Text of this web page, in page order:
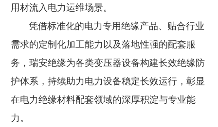
用材流入电力运维场景。
凭借标准化的电力专用绝缘产品、贴合行业
需求的定制化加工能力以及落地性强的配套服
务，瑞安绝缘为各类变压器设备构建长效绝缘防
护体系，持续助力电力设备稳定长效运行，彰显
在电力绝缘材料配套领域的深厚积淀与专业能
力。